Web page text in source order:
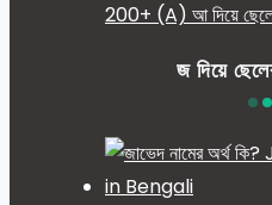
200+ (A) আ দিয়ে
জ দিয়ে